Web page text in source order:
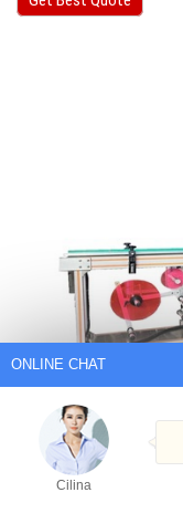
ONLINE CHAT
Cilina